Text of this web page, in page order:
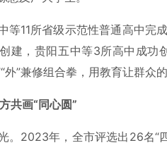
等11所省级示范性普通高中完
建，贵阳五中等3所高中成功
”兼修组合拳，用教育让群众
共画“同心圆”
。2023年，全市评选出26名“